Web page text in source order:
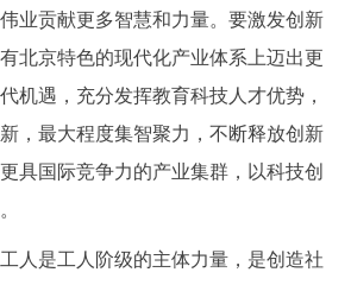
العربية PORTUGUÊS
回到顶部
业贡献更多智慧和力量。要激发创新
北京特色的现代化产业体系上迈出更
机遇，充分发挥教育科技人才优势，
，最大程度集智聚力，不断释放创新
具国际竞争力的产业集群，以科技创
是工人阶级的主体力量，是创造社